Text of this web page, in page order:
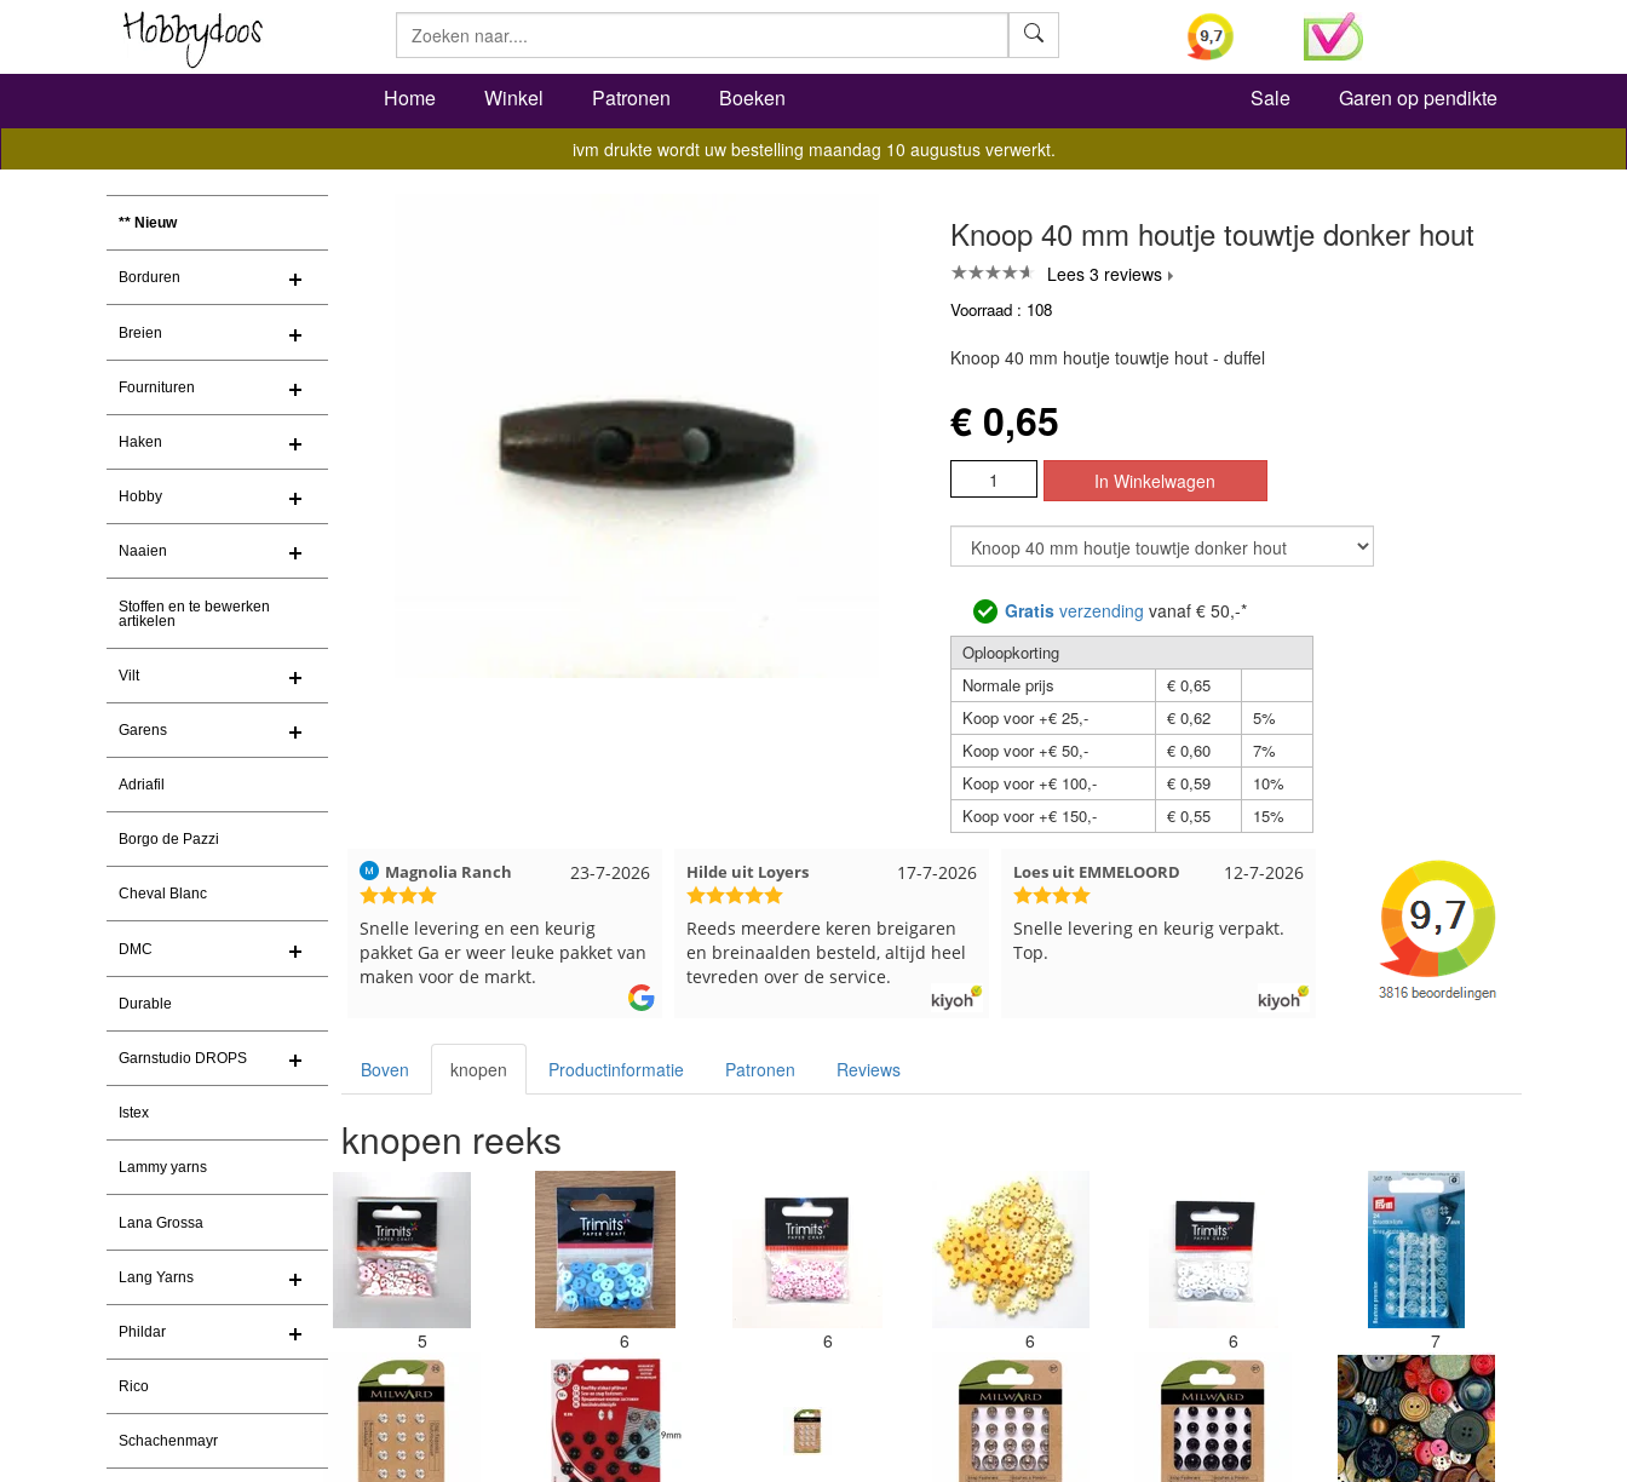
Zoeken
Home Winkel Patronen Boeken Sale Garen op pendikte
ivm drukte wordt uw bestelling maandag 10 augustus verwerkt.
** Nieuw
Borduren
Breien
Fournituren
Haken
Hobby
Naaien
Stoffen en te bewerken
artikelen
Vilt
Garens
Adriafil
Borgo de Pazzi
Cheval Blanc
DMC
Durable
Garnstudio DROPS
Istex
Lammy yarns
Lana Grossa
Lang Yarns
Phildar
Rico
Schachenmayr
Knoop 40 mm houtje touwtje donker hout
Lees 3 reviews
Voorraad : 108
Knoop 40 mm houtje touwtje hout - duffel
€ 0,65
Gratisverzending vanaf € 50,-*
Oploopkorting
Normale prijs
€ 0,65
Koop voor +€ 25,-
€ 0,62
5%
Koop voor +€ 50,-
€ 0,60
7%
Koop voor +€ 100,-
€ 0,59
10%
Koop voor +€ 150,-
€ 0,55 15%
30-7-2026
Christel Vanderlinden
Snelle levering. En prima garen
23-7-2026
Magnolia Ranch
Snelle levering en een keurig
pakket Ga er weer leuke pakket van
maken voor de markt.
17-7-2026
Hilde uit Loyers
Reeds meerdere keren breigaren
en breinaalden besteld, altijd heel
tevreden over de service.
12-7-2026
Loes uit EMMELOORD
Snelle levering en keurig verpakt.
Top.
Nell uit Beuningen
Goed verpakt en snelgeleverd
Boven knopen Productinformatie Patronen Reviews
knopen reeks
5 6 6 6 6 7